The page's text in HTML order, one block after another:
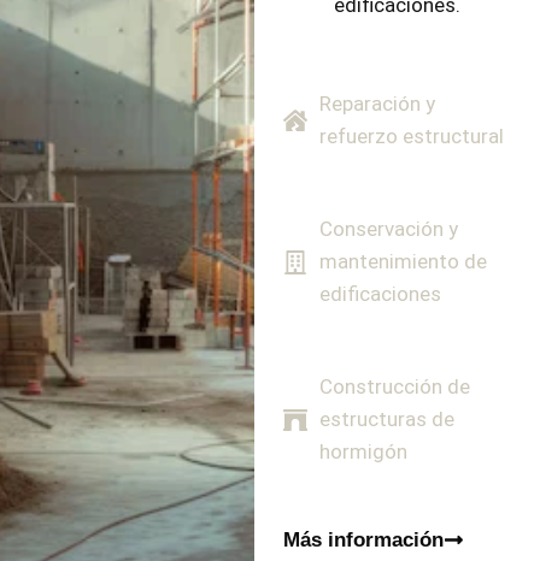
Reparación y
refuerzo estructural
Conservación y
mantenimiento de
edificaciones
Construcción de
estructuras de
hormigón
Más información